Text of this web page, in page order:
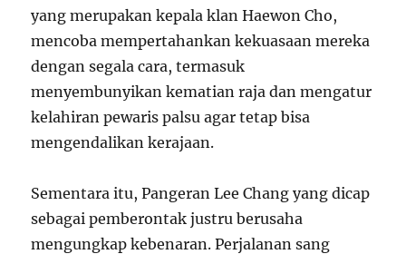
yang merupakan kepala klan Haewon Cho,
mencoba mempertahankan kekuasaan mereka
dengan segala cara, termasuk
menyembunyikan kematian raja dan mengatur
kelahiran pewaris palsu agar tetap bisa
mengendalikan kerajaan.
Sementara itu, Pangeran Lee Chang yang dicap
sebagai pemberontak justru berusaha
mengungkap kebenaran. Perjalanan sang